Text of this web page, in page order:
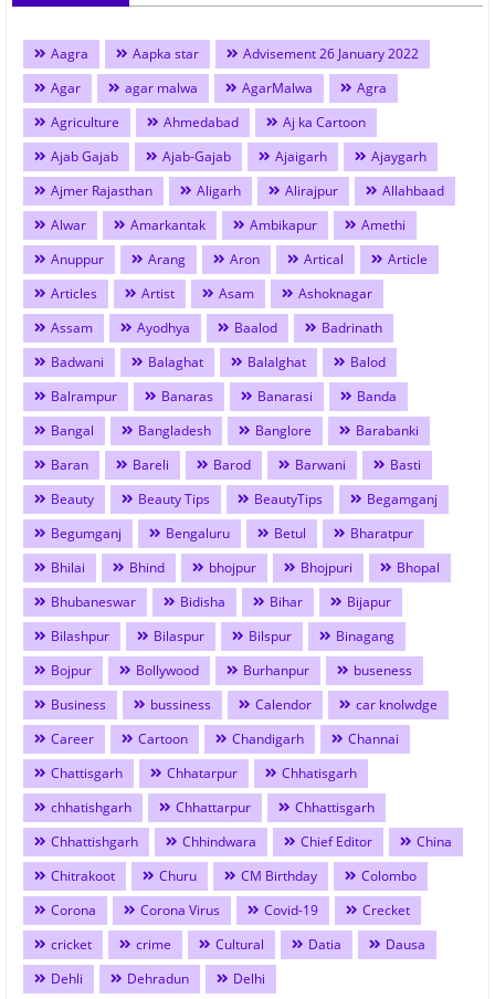
Aagra Aapka star
Advisement 26 January 2022
Agar
agar malwa AgarMalwa
Agra
Agriculture
Ahmedabad
Aj ka Cartoon
Ajab Gajab
Ajab-Gajab Ajaigarh
Ajaygarh
Ajmer Rajasthan
Aligarh Alirajpur
Allahbaad
Alwar
Amarkantak Ambikapur
Amethi
Anuppur
Arang Aron Artical
Article
Articles
Artist Asam
Ashoknagar
Assam
Ayodhya Baalod
Badrinath
Badwani
Balaghat Balalghat
Balod
Balrampur
Banaras Banarasi
Banda
Bangal
Bangladesh Banglore
Barabanki
Baran
Bareli Barod Barwani
Basti
Beauty
Beauty Tips BeautyTips
Begamganj
Begumganj
Bengaluru Betul
Bharatpur
Bhilai
Bhind bhojpur Bhojpuri
Bhopal
Bhubaneswar
Bidisha Bihar
Bijapur
Bilashpur
Bilaspur Bilspur
Binagang
Bojpur
Bollywood Burhanpur
buseness
Business
bussiness Calendor
car knolwdge
Career
Cartoon Chandigarh
Channai
Chattisgarh
Chhatarpur
Chhatisgarh
chhatishgarh
Chhattarpur
Chhattisgarh
Chhattishgarh
Chhindwara Chief Editor
China
Chitrakoot
Churu CM Birthday
Colombo
Corona
Corona Virus Covid-19
Crecket
cricket
crime Cultural Datia
Dausa
Dehli
Dehradun Delhi